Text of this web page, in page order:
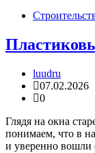
luudru
07.02.2026
0
Глядя на окна
понимаем, что в
и уверенно